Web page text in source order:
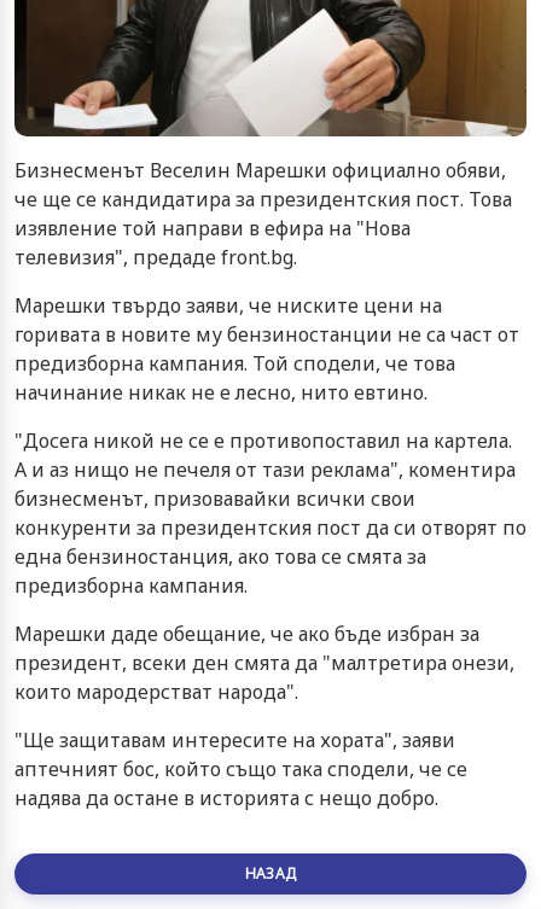
Бизнесменът Веселин Марешки официално обяви,
че ще се кандидатира за президентския пост. Това
изявление той направи в ефира на "Нова
телевизия", предаде front.bg.
Марешки твърдо заяви, че ниските цени на
горивата в новите му бензиностанции не са част от
предизборна кампания. Той сподели, че това
начинание никак не е лесно, нито евтино.
"Досега никой не се е противопоставил на картела.
А и аз нищо не печеля от тази реклама", коментира
бизнесменът, призовавайки всички свои
конкуренти за президентския пост да си отворят по
една бензиностанция, ако това се смята за
предизборна кампания.
Марешки даде обещание, че ако бъде избран за
президент, всеки ден смята да "малтретира онези,
които мародерстват народа".
"Ще защитавам интересите на хората", заяви
аптечният бос, който също така сподели, че се
надява да остане в историята с нещо добро.
НАЗАД